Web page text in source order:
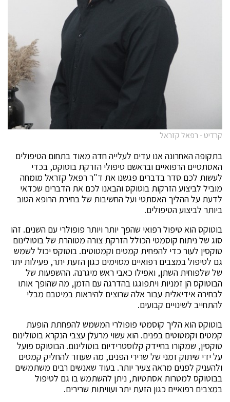
קרדיט - רפאל קזראל
בתקופה האחרונה אנו עדים לעלייה חדה מאוד בתחום הטיפולים
האסתטיים הרפואיים ובראשם טיפולי הזרקת בוטוקס, בכדי
לעשות לכם סדר בדברים פגשנו את ד"ר רפאל קזראל מומחה
מוביל לביצוע הזרקות בוטוקס והבאנו לכם את הדברים שכדאי
לדעת על ההליך האסתטי ועל החשיבות של בחירת הרופא הטוב
ביותר לביצוע הטיפולים.
בוטוקס הוא טיפול רפואי שהפך יותר ויותר פופולרי עם השנים. זהו
סוג של ניתוח קוסמטי הכולל הזרקת צורה מטוהרת של בוטולינום
טוקסין לעור כדי להפחית קמטים וקמטוטים. בוטוקס יכול לשמש
גם לטיפול במצבים רפואיים מסוימים כגון הזעת יתר, פעילות יתר
של שלפוחית השתן, ואפילו כאבי ראש מיגרנה. ההשפעות של
הבוטוקס הן זמניות ויתפוגגו בהדרגה עם הזמן, מה שהופך אותו
לבחירה אידיאלית עבור אלה שרוצים להיראות במיטבם מבלי
להתחייב לשינויים קבועים.
בוטוקס הוא הליך קוסמטי פופולרי המשמש להפחתת הופעת
קמטים וקמטוטים בפנים. הוא עשוי מרעלן עצבי הנקרא בוטולינום
טוקסין, שמקורו בחיידק קלוסטרידיום בוטולינום. הבוטוקס פועל
על ידי שיתוק זמני של שרירי הפנים, מה שעוזר להחליק קמטים
ולהעניק לפנים מראה צעיר יותר. בעוד שאנשים רבים משתמשים
בבוטוקס למטרות אסתטיות, ניתן להשתמש בו גם לטיפול
במצבים רפואיים כגון הזעת יתר ועוויתות שרירים.